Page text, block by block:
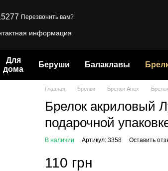
Перезвонить вам?
информация
Для
дома
Беруши Балаклавы
Главная Брелки Брелки Anex
Брелок акриловый
подарочной
В наличии Артикул: 3358 Оставить
110 грн